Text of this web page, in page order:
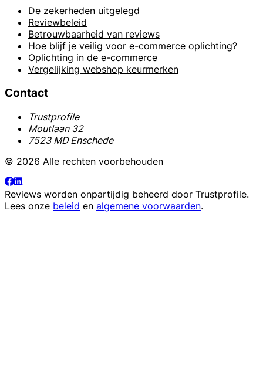
De zekerheden uitgelegd
Reviewbeleid
Betrouwbaarheid van reviews
Hoe blijf je veilig voor e-commerce oplichting?
Oplichting in de e-commerce
Vergelijking webshop keurmerken
Contact
Trustprofile
Moutlaan 32
7523 MD Enschede
© 2026 Alle rechten voorbehouden
Reviews worden onpartijdig beheerd door Trustprofile.
Lees onze beleid en algemene voorwaarden.